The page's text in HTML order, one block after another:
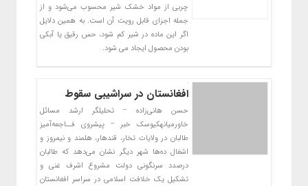
چربی از مواد خشک شیر محسوب می‌شود و از
جمله اجزای قابل رویت آن است. به همین دلایل
اگر این ماده در شیر کم شود، حس رقیق یا آبکی
بودن محصول ایجاد می شود.
افغانستان در سراشیبی سقوط
حسن هانی‌زاده – تحلیلگر ارشد مسائل
خاورمیانهکیوسک خبر – پیشروی فــاجعه‌آمیز
طالبان در ولایات تخار، قندهار، هلمند و نیمروز و
اشغال ده‌ها شهر دیگر نشان می‌دهد که طالبان
در‌صدد سرنگونی دولت مشروع اشرف غنی و
تشکیل یک خلافت اسلامی در سراسر افغانستان